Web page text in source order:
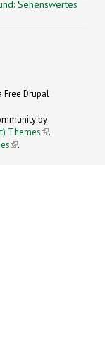
Sehenswertes
Free Drupal
by
Themes (link is
.
(link is
.